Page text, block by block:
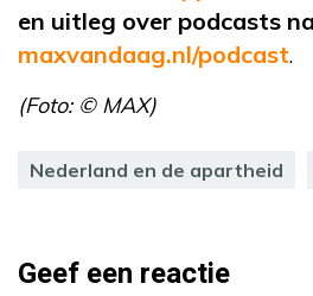
en uitleg over podcasts
maxvandaag.nl/podcast.
(Foto: © MAX)
Nederland en de apartheid
Geef een reactie